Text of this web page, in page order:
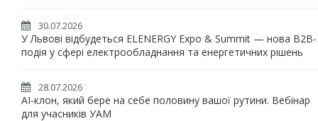
30.07.2026
У Львові відбудеться ELENERGY Expo & Summit — нова B2B-
подія у сфері електрообладнання та енергетичних рішень
28.07.2026
AI-клон, який бере на себе половину вашої рутини. Вебінар
для учасників УАМ